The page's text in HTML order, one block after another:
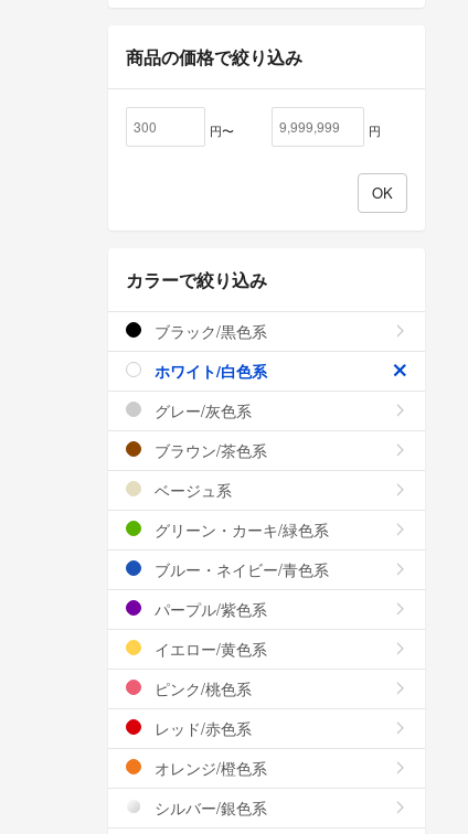
商品の価格で絞り込み
円〜 円
カラーで絞り込み
ブラック/黒色系
ホワイト/白色系
グレー/灰色系
ブラウン/茶色系
ベージュ系
グリーン・カーキ/緑色系
ブルー・ネイビー/青色系
パープル/紫色系
イエロー/黄色系
ピンク/桃色系
レッド/赤色系
オレンジ/橙色系
シルバー/銀色系